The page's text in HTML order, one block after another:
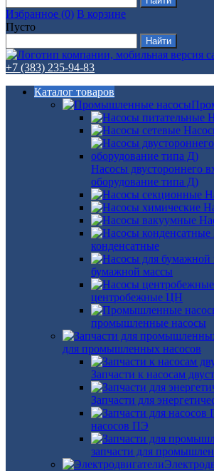
Избранное (0) В корзине
Пусто
+7 (383) 235-94-83
Каталог товаров
Насосы двустороннего
оборудование типа Д)
конденсатные
бумажной массы
центробежные ЦН
промышленные насосы
для промышленных насосов
Запчасти к насосам
Запчасти для
насосов ПЭ
запчасти для